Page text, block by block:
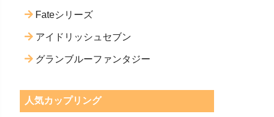
Fateシリーズ
アイドリッシュセブン
グランブルーファンタジー
人気カップリング